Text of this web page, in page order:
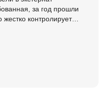
за год прошли
жестко контролирует